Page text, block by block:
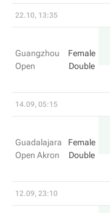
22.10, 13:35
Guangzhou
Open
Female
Double
14.09, 05:15
Guadalajara
Open Akron
Female
Double
12.09, 23:10